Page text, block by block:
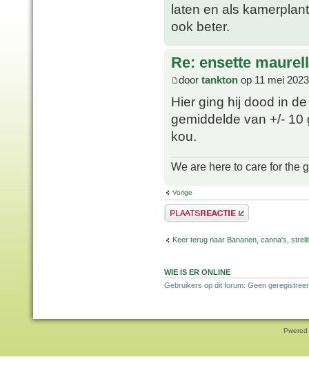
laten en als
ook beter.
Re: ensette
door tankton op 11 mei
Hier ging hij dood in
gemiddelde van +/- 10
kou.
We are here to care for the
Vorige
Plaats een reactie
Keer terug naar Bananen, canna's,
WIE IS ER ONLINE
Gebruikers op dit forum: Geen